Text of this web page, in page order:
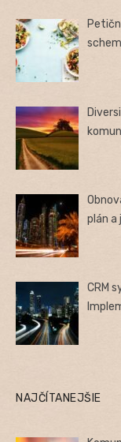
plán a
CRM
NAJČÍTANEJŠIE